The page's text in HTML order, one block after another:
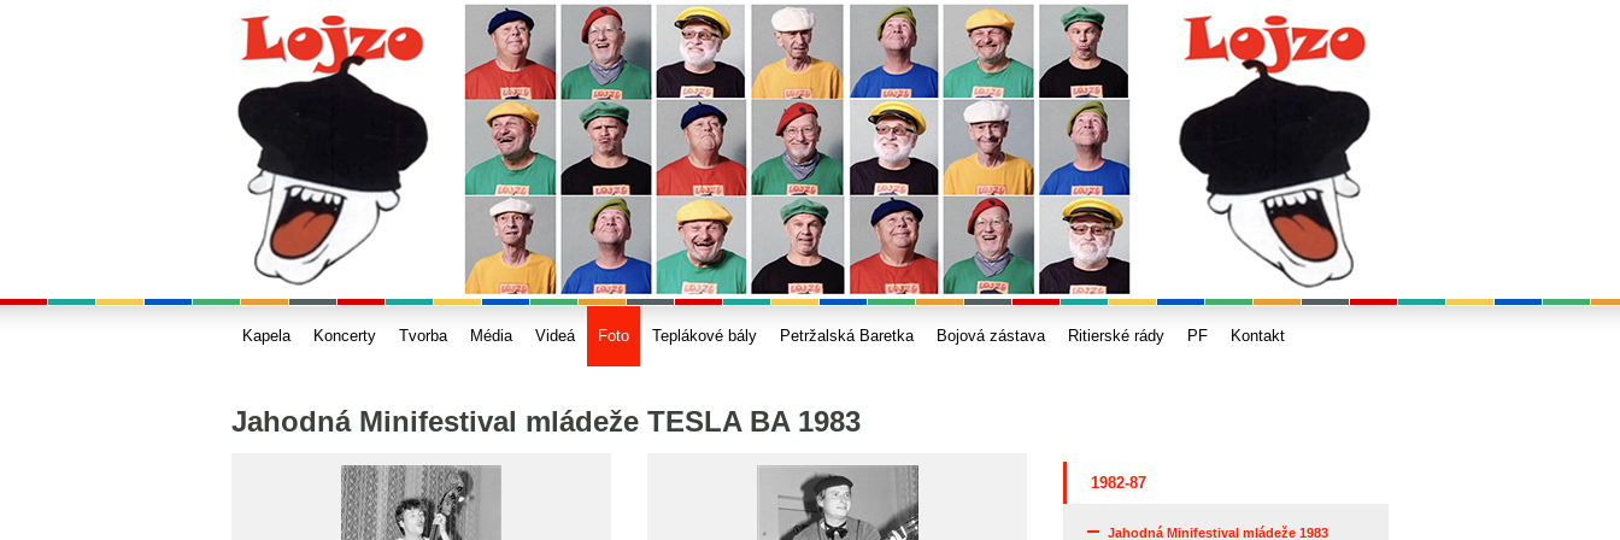
Kapela Koncerty Tvorba Média Videá Foto Teplákové bály Petržalská Baretka Bojová zástava Ritierské rády PF Kontakt
Jahodná Minifestival mládeže TESLA BA 1983
1982-87
Jahodná Minifestival mládeže 1983